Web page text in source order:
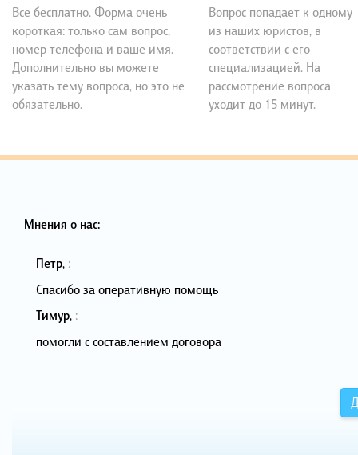
Все бесплатно. Форма очень
короткая: только сам вопрос,
номер телефона и ваше имя.
Дополнительно вы можете
указать тему вопроса, но это не
обязательно.
Вопрос попадает к одному
из наших юристов, в
соответствии с его
специализацией. На
рассмотрение вопроса
уходит до 15 минут.
Мнения о нас:
Петр, :
Спасибо за оперативную помощь
Тимур, :
помогли с составлением договора